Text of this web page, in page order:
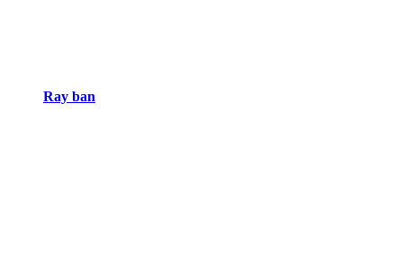
Ray ban